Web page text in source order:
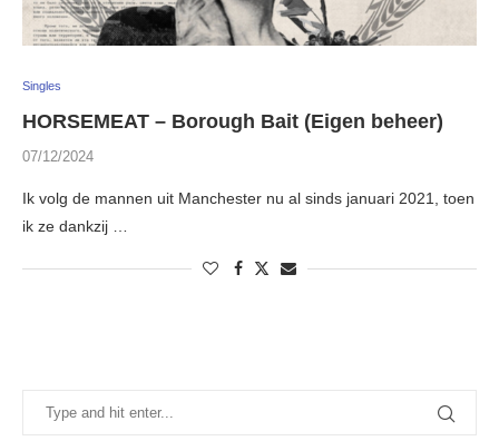
Singles
HORSEMEAT – Borough Bait (Eigen beheer)
07/12/2024
Ik volg de mannen uit Manchester nu al sinds januari 2021, toen
ik ze dankzij …